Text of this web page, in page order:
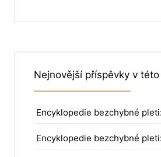
Nejnovější příspěvky v
Encyklopedie bezchybné
Encyklopedie bezchybné pleti: